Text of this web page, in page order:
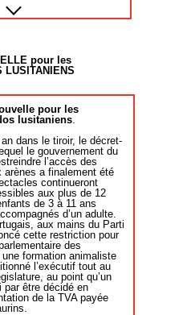
Dominique
Pastor, Adjoint au
à la tauromachie.
pour les
lusitaniens.
dans le tiroir, le décret-
le gouvernement du
l’accès des
a finalement été
continueront
aux plus de 12
de 3 à 11 ans
d’un adulte.
aux mains du Parti
cette restriction pour
des
formation animaliste
l’exécutif tout au
au point qu’un
par être décidé en
de la TVA payée
pour les
LUSITANIENS